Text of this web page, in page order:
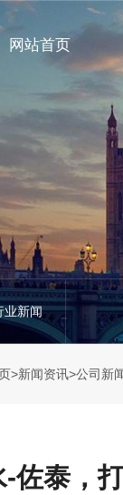
网站首页
业新闻
>新闻资讯>公司新
-佐泰，